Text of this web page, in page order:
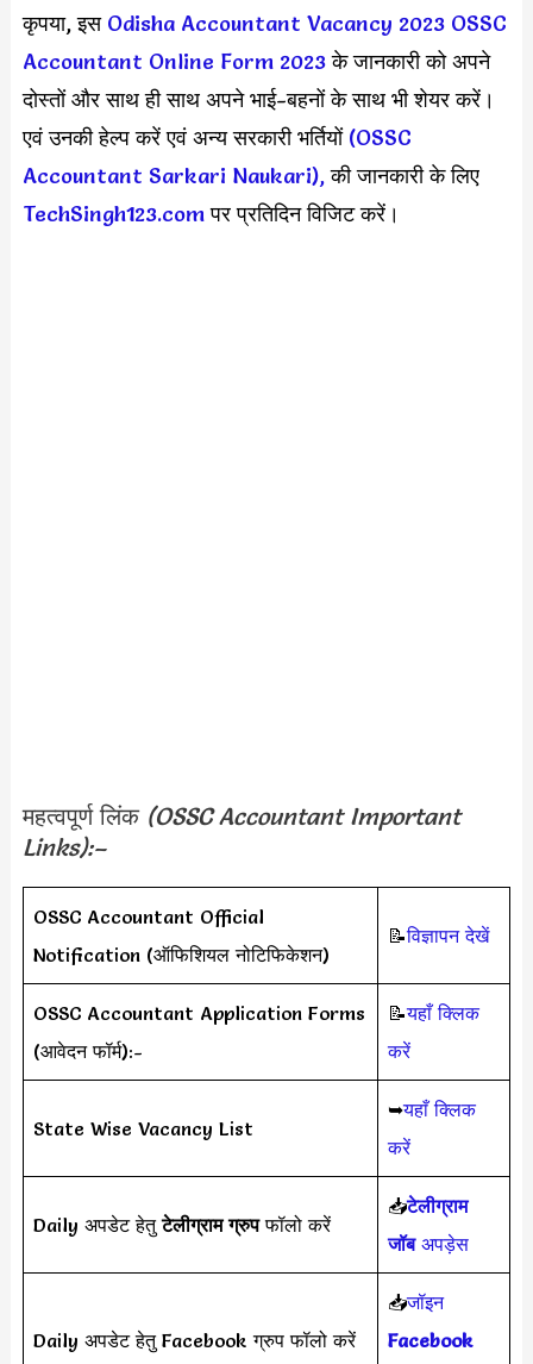
कृपया, इस Odisha Accountant Vacancy 2023 OSSC
Accountant Online Form 2023के जानकारी को अपने
दोस्तों और साथ ही साथ अपने भाई-बहनों के साथ भी शेयर करें।
एवं उनकी हेल्प करें एवं अन्य सरकारी भर्तियों (OSSC
Accountant Sarkari Naukari),की जानकारी के लिए
TechSingh123.comपर प्रतिदिन विजिट करें।
महत्वपूर्ण लिंक (OSSC Accountant Important
Links):–
OSSC Accountant Official
Notification (ऑफिशियल नोटिफिकेशन)
📝विज्ञापन देखें
OSSC Accountant Application Forms
(आवेदन फॉर्म):-
📝यहाँ क्लिक
करें
State Wise Vacancy List
➥यहाँ क्लिक
करें
Daily अपडेट हेतुटेलीग्राम ग्रुपफॉलो करें
📥टेलीग्राम
जॉबअपड़ेस
Daily अपडेट हेतु Facebook ग्रुप फॉलो करें
📥जॉइन
Facebook